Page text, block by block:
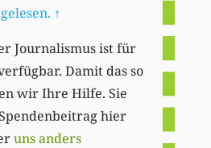
gelesen. ↑
Journalismus ist für
Damit das so
wir Ihre Hilfe. Sie
hier
uns anders